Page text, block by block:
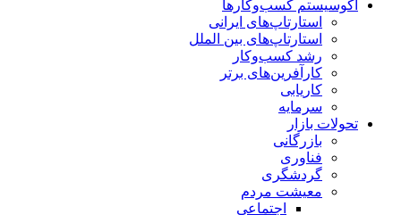
اکوسیستم کسب‌وکارها
استارتاپ‌های ایرانی
استارتاپ‌های بین الملل
رشد کسب‌وکار
کارآفرین‌های برتر
کاریابی
سرمایه
تحولات بازار
بازرگانی
فناوری
گردشگری
معیشت مردم
اجتماعی